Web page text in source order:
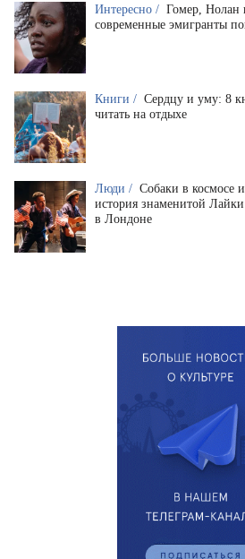
Интересно / Гомер, Нолан
современные эмигранты
Книги / Сердцу и уму: 8
читать на отдыхе
Люди / Собаки в космосе
история знаменитой
в Лондоне